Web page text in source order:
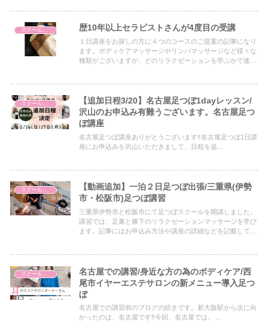
スクールについて 歴10年以上セラピストさんが4度目の受講
１日講座をお探しの方に４つのコースのご提案の記事になり
ます。ボディケアマッサージやリンパマッサージなど様々な
種類がございますが、どのリラクゼーションを学ぶかで迷わ
【追加日程3/20】名古屋足つぼ1dayレッスン/
沢山のお申込み有難うございます。名古屋足つ
ぼ講座
名古屋足つぼ講座ありがとうございます‼︎名古屋足つぼ1日講
座にお申込みを沢山いただきまして、日程を追...
【動画追加】一泊２日足つぼ出張/三重県(伊勢
市・松阪市)足つぼ講習
三重県伊勢市と松阪市にて足つぼスクールを開講しました。
講習では、足裏と膝下のリラクゼーションマッサージを学び
ます。記事にはお申込み方法や講座の詳細などを記載してい
名古屋での講習/身近な方の為のボディケア/西
尾市イヤーエステサロンの新メニュー導入足つ
ぼ
名古屋での講習前のブログの続きです。新大阪駅から次に向
かったのは、名古屋です‼︎今回、名古屋では、 ...